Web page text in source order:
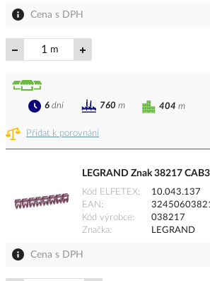
Cena s DPH
m
Přidat k porovnání
404 m
6 dní 760 m
LEGRAND Znak 38217
Kód ELFETEX
10.043.137
EAN
Kód výrobce
038217
Značka
LEGRAND
Cena s DPH